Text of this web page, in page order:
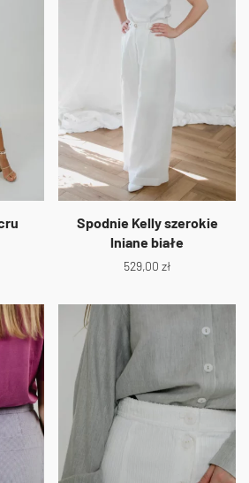
Spodnie Kelly szerokie
lniane białe
529,00 zł